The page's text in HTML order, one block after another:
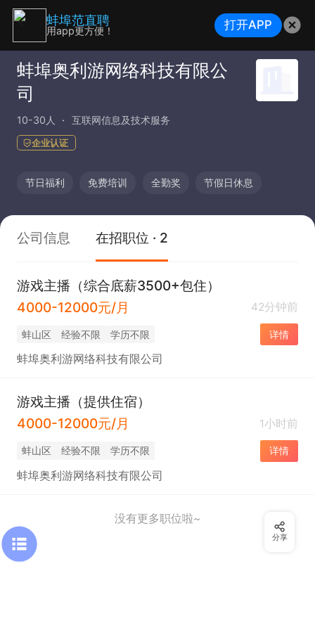
蚌埠奥利游网络科技有限公
司
10-30人 互联网信息及技术服务
企业认证
节日福利 免费培训 全勤奖 节假日休息
公司信息 在招职位 · 2
游戏主播（综合底薪3500+包住）
4000-12000元/月
42分钟前
蚌山区 经验不限 学历不限 详情
蚌埠奥利游网络科技有限公司
游戏主播（提供住宿）
4000-12000元/月
1小时前
蚌山区 经验不限 学历不限 详情
蚌埠奥利游网络科技有限公司
没有更多职位啦~
分享
蚌埠范直聘
用app更方便！ 打开APP